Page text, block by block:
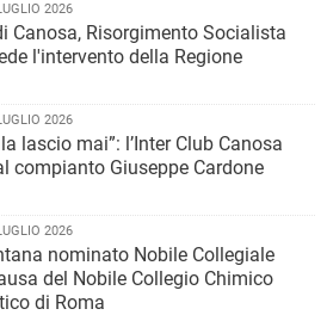
2026
Canosa, Risorgimento Socialista
l'intervento della Regione
2026
lascio mai”: l’Inter Club Canosa
compianto Giuseppe Cardone
2026
nominato Nobile Collegiale
del Nobile Collegio Chimico
di Roma